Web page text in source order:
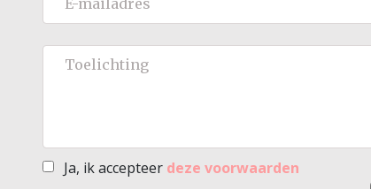
Ja, ik accepteer deze voorwaarden